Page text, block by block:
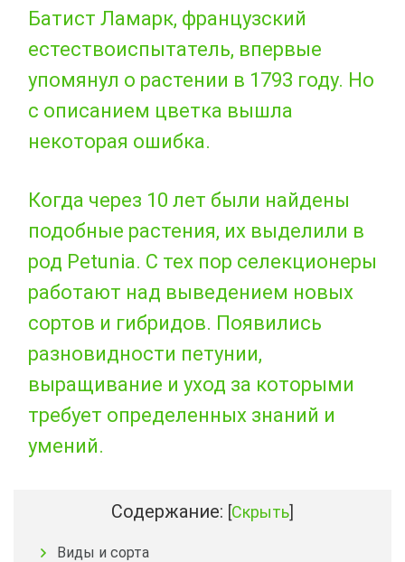
Батист Ламарк, французский
естествоиспытатель, впервые
упомянул о растении в 1793 году. Но
с описанием цветка вышла
некоторая ошибка.
Когда через 10 лет были найдены
подобные растения, их выделили в
род Petunia. С тех пор селекционеры
работают над выведением новых
сортов и гибридов. Появились
разновидности петунии,
выращивание и уход за которыми
требует определенных знаний и
умений.
Содержание: [Скрыть]
Виды и сорта